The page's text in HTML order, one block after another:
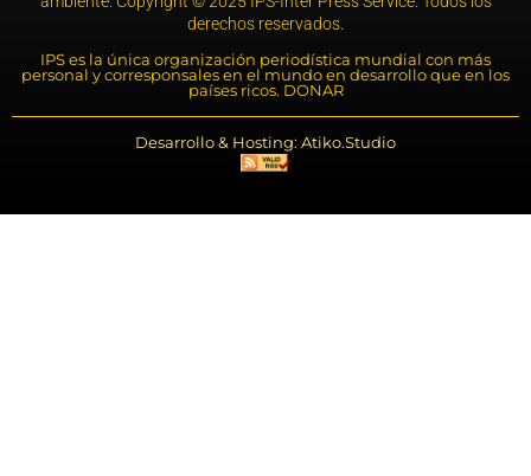
derechos reservados.
IPS es la única organización periodística mundial con más
personal y corresponsales en el mundo en desarrollo que en los
países ricos. DONAR
Desarrollo & Hosting: Atiko.Studio